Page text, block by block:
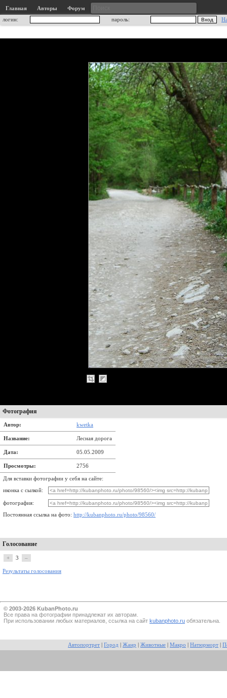
Главная Авторы
Форум
логин:
пароль:
Фотография
Автор: kwetka
Название: Лесная дорога
Дата: 05.05.2009
Просмотры: 2756
Для вставки фотографии у себя на сайте:
иконка с сылкой:
фотография:
Постоянная ссылка на фото: http://kubanphoto.ru/photo/98560/
Голосование
+ 3 –
Результаты голосования
© 2003-2026 KubanPhoto.ru
Все прaва на фотографии принадлежат их авторам.
При использовании любых материалов, ссылка на сайт kubanphoto.ru обязательна.
Автопортрет Город Жанр Животные Макро Натюрморт